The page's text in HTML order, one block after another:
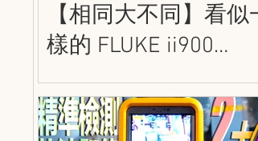
【相同大不同】看似
樣的 FLUKE ii900
和 ii910 到底有甚麼
別呢？史丹堡 FLUKE